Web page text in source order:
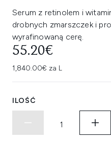
Serum z retinolem i
drobnych zmarszczek i
wyrafinowaną cerę.
55.20€
1,840.00€ za L
ILOŚĆ